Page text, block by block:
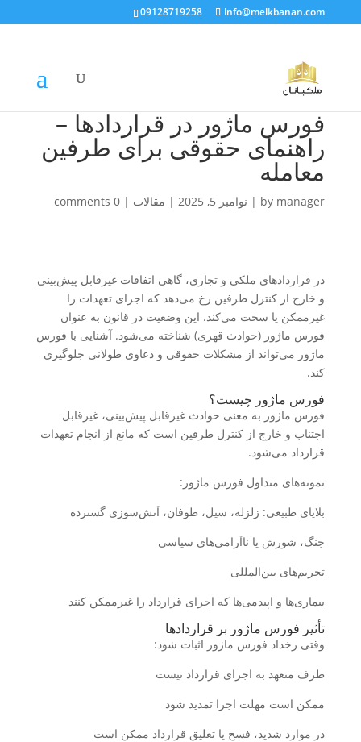
09128719258 info@melkbanan.com
فورس ماژور در قراردادها –
راهنمای حقوقی برای طرفین
معامله
by manager
| نوامبر 5, 2025 | مقالات |
0 comments
در قراردادهای ملکی و تجاری، گاهی اتفاقات غیرقابل پیش‌بینی
و خارج از کنترل طرفین رخ می‌دهد که اجرای تعهدات را
غیرممکن یا سخت می‌کند. این وضعیت در قانون به عنوان
فورس ماژور (حوادث قهری) شناخته می‌شود. آشنایی با فورس
ماژور می‌تواند از مشکلات حقوقی و دعاوی طولانی جلوگیری
کند.
فورس ماژور چیست؟
فورس ماژور به معنی حوادث غیرقابل پیش‌بینی، غیرقابل
اجتناب و خارج از کنترل طرفین است که مانع از انجام تعهدات
قرارداد می‌شود.
نمونه‌های متداول فورس ماژور:
بلایای طبیعی: زلزله، سیل، طوفان، آتش‌سوزی گسترده
جنگ، شورش یا ناآرامی‌های سیاسی
تحریم‌های بین‌المللی
بیماری‌ها و اپیدمی‌ها که اجرای قرارداد را غیرممکن کنند
تأثیر فورس ماژور بر قراردادها
وقتی رخداد فورس ماژور اثبات شود:
طرف متعهد به اجرای قرارداد نیست
ممکن است مهلت اجرا تمدید شود
در موارد شدید، فسخ یا تعلیق قرارداد ممکن است